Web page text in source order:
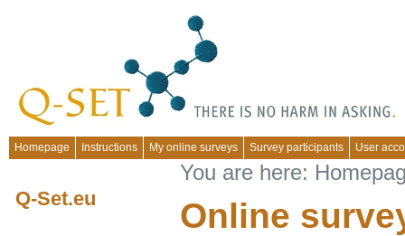
Homepage Instructions My online surveys Survey participants User
You are here:
Online
Q-Set.eu